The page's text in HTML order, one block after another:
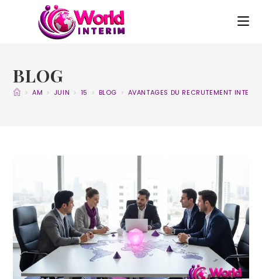
BLOG
> AM > JUIN > 15 > BLOG > AVANTAGES DU RECRUTEMENT